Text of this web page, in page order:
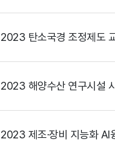
2023 탄소국경 조정제도
2023 해양수산 연구시설
2023 제조·장비 지능화 AI